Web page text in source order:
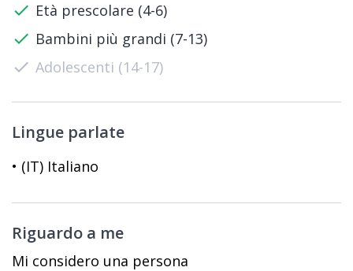
check Età prescolare (4-6)
check Bambini più grandi (7-13)
check Adolescenti (14-17)
Lingue parlate
• (IT) Italiano
Riguardo a me
Mi considero una persona